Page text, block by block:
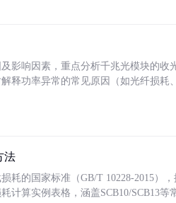
影响因素，重点分析千兆光模块的收
释功率异常的常见原因（如光纤损耗
法
耗的国家标准（GB/T 10228-2015）
计算实例表格，涵盖SCB10/SCB13